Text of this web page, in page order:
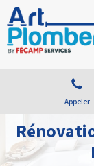
Appeler